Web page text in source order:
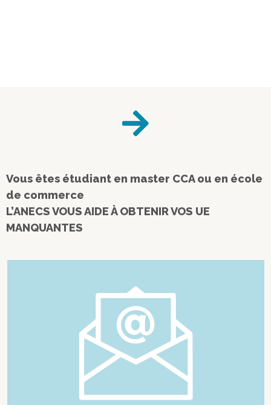
Vous êtes étudiant en master CCA ou en école
de commerce
L’ANECS VOUS AIDE À OBTENIR VOS UE
MANQUANTES